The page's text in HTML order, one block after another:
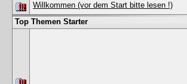
Willkommen (vor dem Start bitte lesen !)
Top Themen Starter